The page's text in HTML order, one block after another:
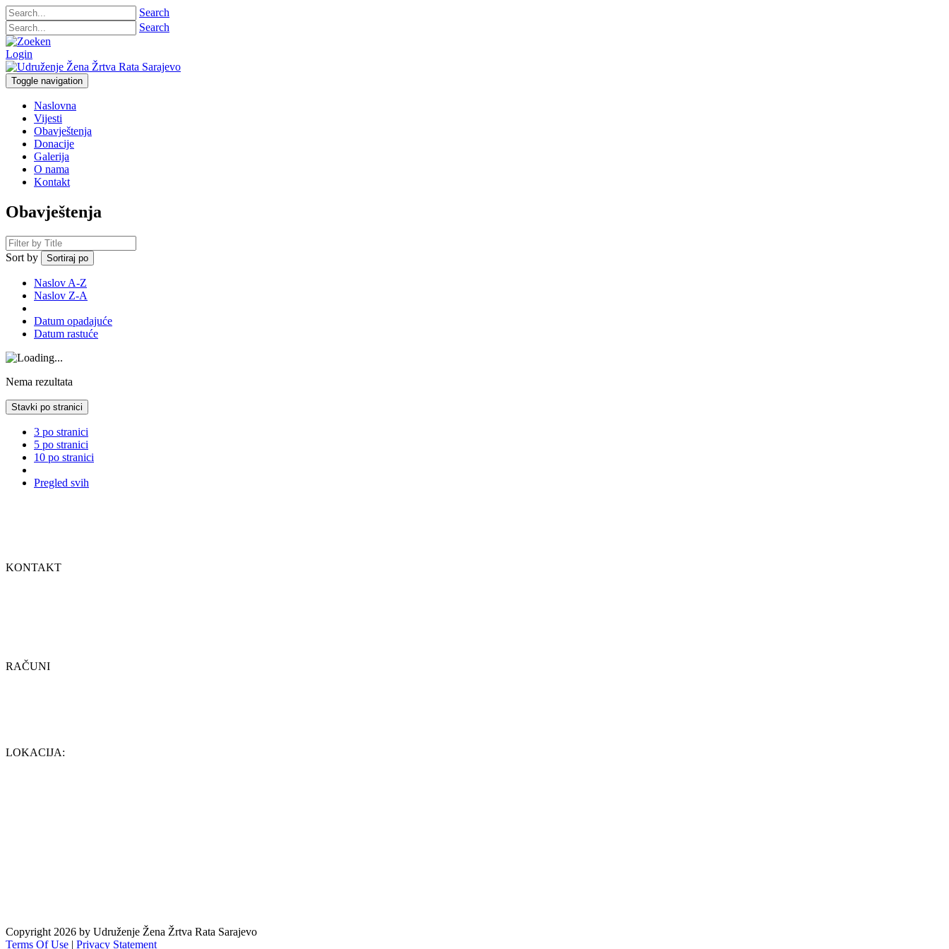
Search
Search
Login
Toggle navigation
Naslovna
Vijesti
Obavještenja
Donacije
Galerija
O nama
Kontakt
Obavještenja
Sort by Sortiraj po
Naslov A-Z
Naslov Z-A
Datum opadajuće
Datum rastuće
Nema rezultata
Stavki po stranici
3 po stranici
5 po stranici
10 po stranici
Pregled svih
KONTAKT
RAČUNI
LOKACIJA:
Copyright 2026 by Udruženje Žena Žrtva Rata Sarajevo
Terms Of Use | Privacy Statement